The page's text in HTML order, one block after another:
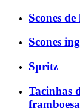
Scones
Scones
Spritz
Tacinhas